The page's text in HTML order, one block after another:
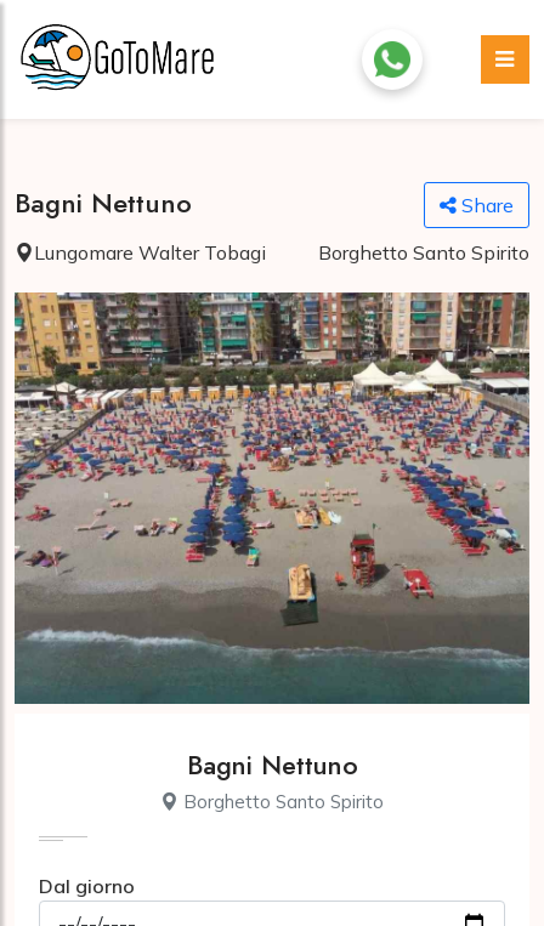
Bagni Nettuno
Share
Lungomare Walter Tobagi
Borghetto Santo Spirito
Bagni Nettuno
Borghetto Santo Spirito
Dal giorno